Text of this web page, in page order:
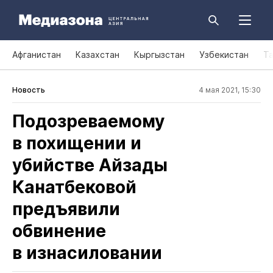
Афганистан Казахстан Кыргызстан Узбекистан
Новость 4 мая 2021, 15:30
Подозреваемому
в похищении и
убийстве Айзады
Канатбековой
предъявили
обвинение
в изнасиловании